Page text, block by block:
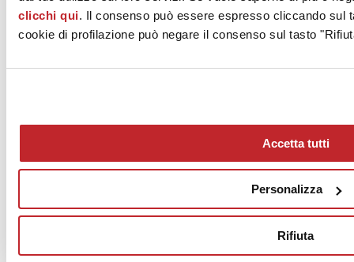
clicchi qui. Il consenso può essere espresso cliccando sul
cookie di profilazione può negare il consenso sul tasto
Accetta tutti
Personalizza
Rifiuta
[email protected]
aziende